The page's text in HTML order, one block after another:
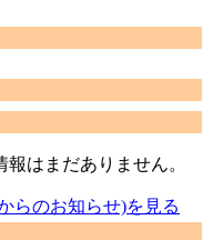
はまだありません。
らのお知らせ)を見る